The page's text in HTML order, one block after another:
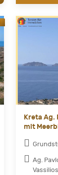
Kreta Ag.
mit
Ag.
Vassilios